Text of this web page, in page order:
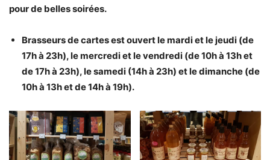
pour de belles soirées.
Brasseurs de cartes est ouvert le mardi et le jeudi (de
17h à 23h), le mercredi et le vendredi (de 10h à 13h et
de 17h à 23h), le samedi (14h à 23h) et le dimanche (de
10h à 13h et de 14h à 19h).